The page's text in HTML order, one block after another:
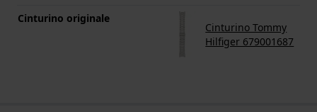
Cinturino originale
Cinturino Tommy
Hilfiger 679001687